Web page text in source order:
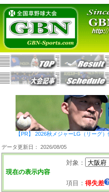
【PR】 2026秋メジャーLG（リーグ
データ更新日： 2026/08/05
現在の表示内容
対象：
項目： 得失差